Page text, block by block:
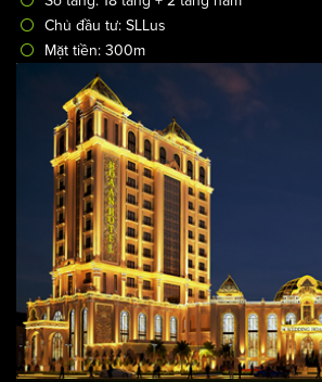
biển - Marine Elegance Hotel
Thiết kế khách sạn/Khách sạn 5 sao
Mã công trình: KS-2740
Địa điểm, đất xây dựng: Đà Nẵng
Số tầng: 18 tầng + 2 tầng hầm
Chủ đầu tư: SLLus
Mặt tiền: 300m